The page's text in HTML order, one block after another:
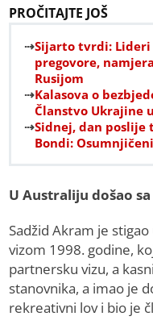
PROČITAJTE JOŠ
Sijarto tvrdi: Lideri
pregovore,
Rusijom
Kalasova o
Članstvo Ukrajine
Sidnej, dan poslije
Bondi:
U Australiju došao
Sadžid Akram je
vizom 1998. godine,
partnersku vizu, a
stanovnika, a imao je
rekreativni lov i bio je